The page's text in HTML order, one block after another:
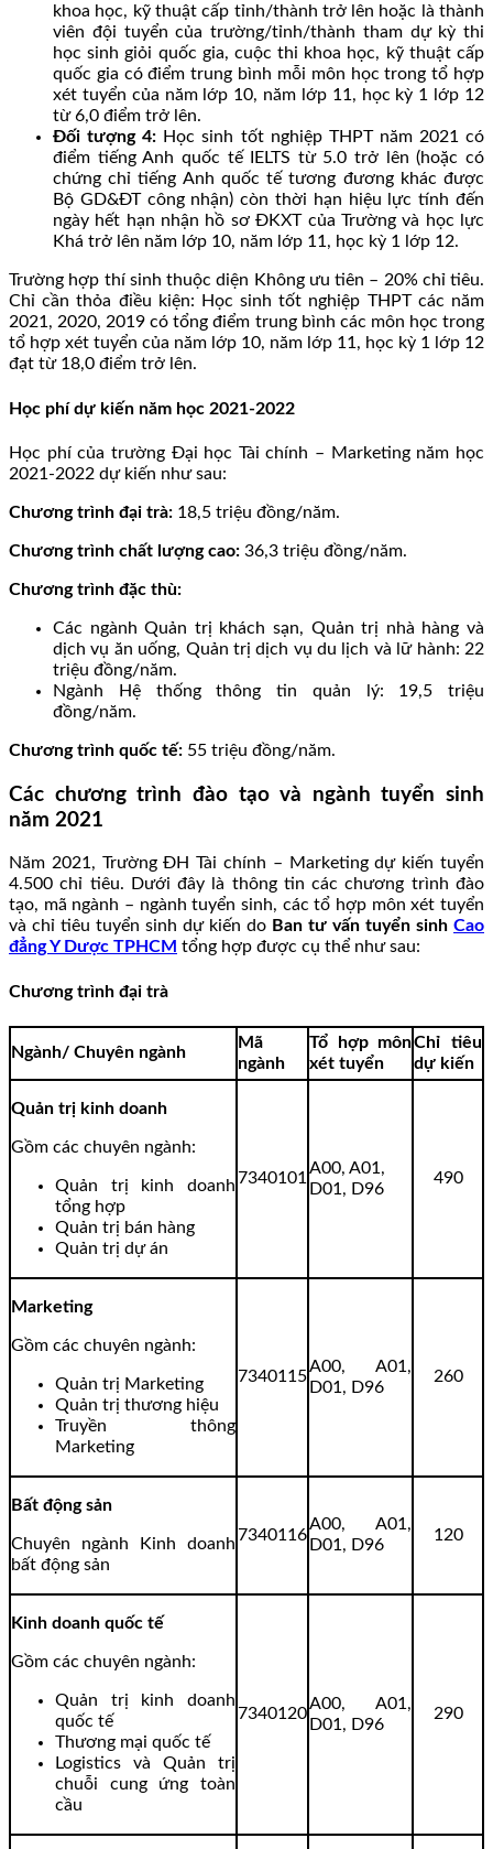
khoa học, kỹ thuật cấp tỉnh/thành trở lên hoặc là thành
viên đội tuyển của trường/tỉnh/thành tham dự kỳ thi
học sinh giỏi quốc gia, cuộc thi khoa học, kỹ thuật cấp
quốc gia có điểm trung bình mỗi môn học trong tổ hợp
xét tuyển của năm lớp 10, năm lớp 11, học kỳ 1 lớp 12
từ 6,0 điểm trở lên.
Đối tượng 4: Học sinh tốt nghiệp THPT năm 2021 có
điểm tiếng Anh quốc tế IELTS từ 5.0 trở lên (hoặc có
chứng chỉ tiếng Anh quốc tế tương đương khác được
Bộ GD&ĐT công nhận) còn thời hạn hiệu lực tính đến
ngày hết hạn nhận hồ sơ ĐKXT của Trường và học lực
Khá trở lên năm lớp 10, năm lớp 11, học kỳ 1 lớp 12.
Trường hợp thí sinh thuộc diện Không ưu tiên – 20% chỉ tiêu.
Chỉ cần thỏa điều kiện: Học sinh tốt nghiệp THPT các năm
2021, 2020, 2019 có tổng điểm trung bình các môn học trong
tổ hợp xét tuyển của năm lớp 10, năm lớp 11, học kỳ 1 lớp 12
đạt từ 18,0 điểm trở lên.
Học phí dự kiến năm học 2021-2022
Học phí của trường Đại học Tài chính – Marketing năm học
2021-2022 dự kiến như sau:
Chương trình đại trà: 18,5 triệu đồng/năm.
Chương trình chất lượng cao: 36,3 triệu đồng/năm.
Chương trình đặc thù:
Các ngành Quản trị khách sạn, Quản trị nhà hàng và
dịch vụ ăn uống, Quản trị dịch vụ du lịch và lữ hành: 22
triệu đồng/năm.
Ngành Hệ thống thông tin quản lý: 19,5 triệu
đồng/năm.
Chương trình quốc tế: 55 triệu đồng/năm.
Các chương trình đào tạo và ngành tuyển sinh
năm 2021
Năm 2021, Trường ĐH Tài chính – Marketing dự kiến tuyển
4.500 chỉ tiêu. Dưới đây là thông tin các chương trình đào
tạo, mã ngành – ngành tuyển sinh, các tổ hợp môn xét tuyển
và chỉ tiêu tuyển sinh dự kiến do Ban tư vấn tuyển sinh Cao
đẳng Y Dược TPHCM tổng hợp được cụ thể như sau:
Chương trình đại trà
Ngành/ Chuyên ngành
Mã
ngành
Tổ hợp môn
xét tuyển
Chỉ tiêu
dự kiến
Quản trị kinh doanh
Gồm các chuyên ngành:
Quản trị kinh doanh
tổng hợp
Quản trị bán hàng
Quản trị dự án
7340101
A00, A01,
D01, D96
490
Marketing
Gồm các chuyên ngành:
Quản trị Marketing
Quản trị thương hiệu
Truyền thông
Marketing
7340115
A00, A01,
D01, D96
260
Bất động sản
Chuyên ngành Kinh doanh
bất động sản
7340116
A00, A01,
D01, D96
120
Kinh doanh quốc tế
Gồm các chuyên ngành:
Quản trị kinh doanh
quốc tế
Thương mại quốc tế
Logistics và Quản trị
chuỗi cung ứng toàn
cầu
7340120
A00, A01,
D01, D96
290